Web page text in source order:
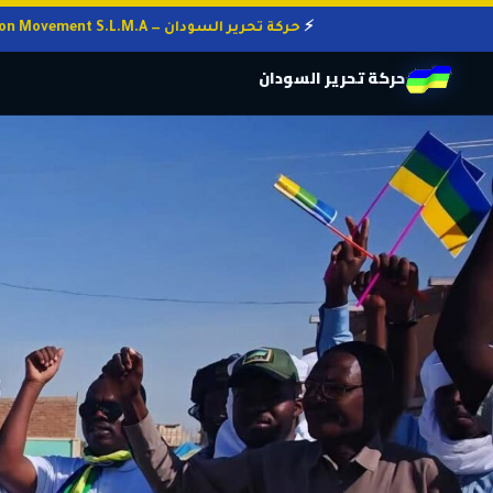
حركة تحرير السودان — Sudan Liberation Movement S.L.M.A
حركة تحرير السودان